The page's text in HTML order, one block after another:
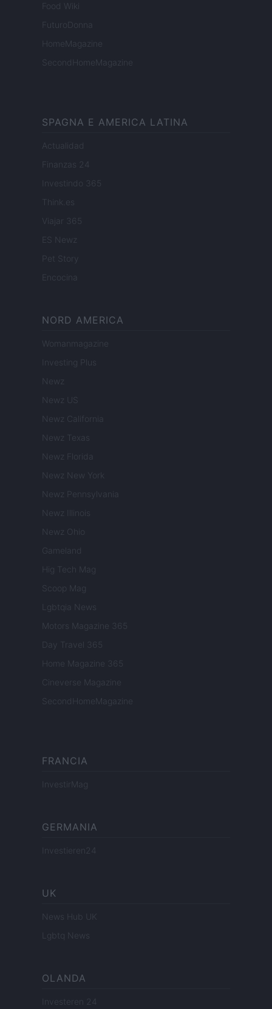
Food Wiki
FuturoDonna
HomeMagazine
SecondHomeMagazine
SPAGNA E AMERICA LATINA
Actualidad
Finanzas 24
Investindo 365
Think.es
Viajar 365
ES Newz
Pet Story
Encocina
NORD AMERICA
Womanmagazine
Investing Plus
Newz
Newz US
Newz California
Newz Texas
Newz Florida
Newz New York
Newz Pennsylvania
Newz Illinois
Newz Ohio
Gameland
Hig Tech Mag
Scoop Mag
Lgbtqia News
Motors Magazine 365
Day Travel 365
Home Magazine 365
Cineverse Magazine
SecondHomeMagazine
FRANCIA
InvestirMag
GERMANIA
Investieren24
UK
News Hub UK
Lgbtq News
OLANDA
Investeren 24